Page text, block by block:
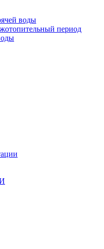
воды
период